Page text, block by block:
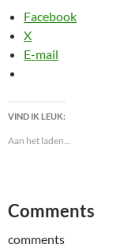
Facebook
X
E-mail
VIND IK LEUK:
Aan het laden...
Comments
comments